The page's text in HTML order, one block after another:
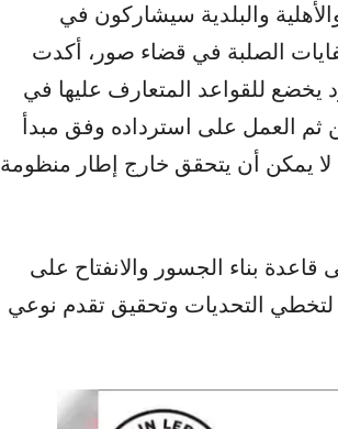
والبلدية سيشاركون في
الصلبة في قضاء صور، أكدت
يخضع للقواعد المتعارف عليها في
ثم العمل على استرداده وفق مبدأ
لا يمكن أن يتحقق خارج إطار منظومة
قاعدة بناء الجسور والانفتاح على
لتخطي التحديات وتحقيق تقدم نوعي